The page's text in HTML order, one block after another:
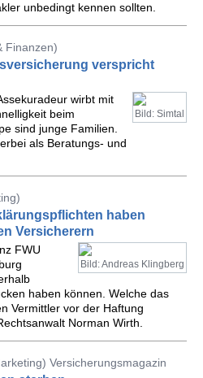
unbedingt kennen sollten.
Finanzen)
verspricht
Bild: Simtal
wirbt mit
beim
sind junge Familien.
als Beratungs- und
haben
Versicherern
Bild: Andreas Klingberg
FWU
haben können. Welche das
Vermittler vor der Haftung
Norman Wirth.
Versicherungsmagazin